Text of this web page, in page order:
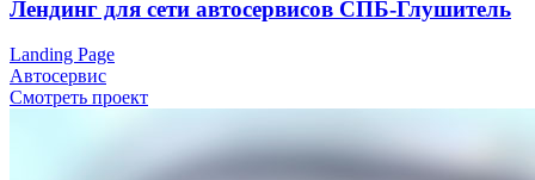
Лендинг для сети автосервисов СПБ-Глушитель
Landing Page
Автосервис
Смотреть проект